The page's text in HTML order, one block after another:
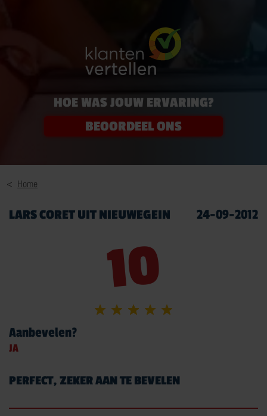
HOE WAS JOUW ERVARING?
BEOORDEEL ONS
Home
LARS CORET UIT NIEUWEGEIN 24-09-2012
10
Aanbevelen?
JA
PERFECT, ZEKER AAN TE BEVELEN
RIJTRAININGEN
E-BESTELAUTO RIJVAARDIGHEIDSTRAINING
VOORGEZETTE RIJOPLEIDING MOTOR VRO
MEER RIJTRAININGEN
MOTORRIJBEWIJS
VOERTUIGBEHEERSING